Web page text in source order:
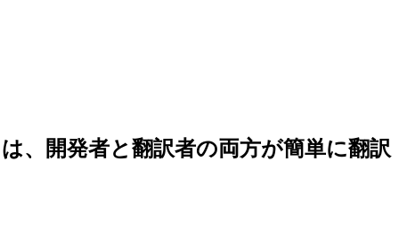
、開発者と翻訳者の両方が簡単に翻訳